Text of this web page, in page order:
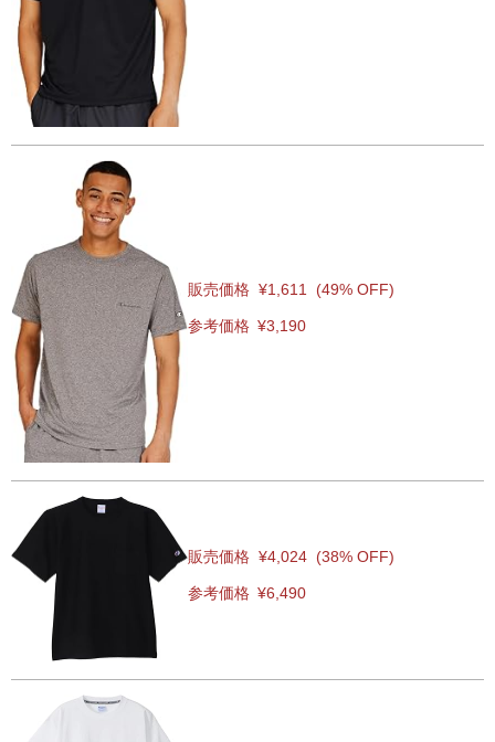
販売価格 ¥1,611 (49% OFF)
参考価格 ¥3,190
販売価格 ¥4,024 (38% OFF)
参考価格 ¥6,490